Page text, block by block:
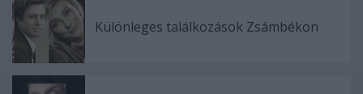
Különleges találkozások Zsámbékon